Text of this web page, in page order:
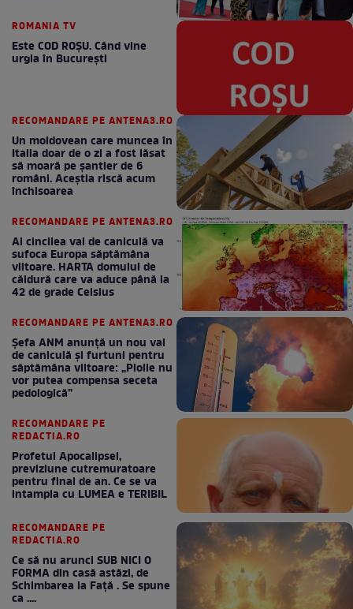
ROMANIA TV
Este COD ROŞU. Când vine
urgia în Bucureşti
RECOMANDARE PE ANTENA3.RO
Un moldovean care muncea în
Italia doar de o zi a fost lăsat
să moară pe şantier de 6
români. Aceștia riscă acum
închisoarea
RECOMANDARE PE ANTENA3.RO
Al cincilea val de caniculă va
sufoca Europa săptămâna
viitoare. HARTA domului de
căldură care va aduce până la
42 de grade Celsius
RECOMANDARE PE ANTENA3.RO
Șefa ANM anunță un nou val
de caniculă și furtuni pentru
săptămâna viitoare: „Ploile nu
vor putea compensa seceta
pedologică”
RECOMANDARE PE
REDACTIA.RO
Profetul Apocalipsei,
previziune cutremuratoare
pentru final de an. Ce se va
intampla cu LUMEA e TERIBIL
RECOMANDARE PE
REDACTIA.RO
Ce să nu arunci SUB NICI O
FORMA din casă astăzi, de
Schimbarea la Față . Se spune
ca ....